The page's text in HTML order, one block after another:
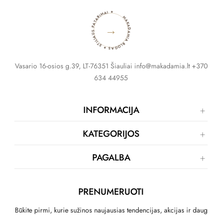
MAKADAMIA BLOGAS ✦ STILIAUS PATARIMAI ✦
→
Vasario 16-osios g.39, LT-76351 Šiauliai info@makadamia.lt +370
634 44955
INFORMACIJA
KATEGORIJOS
PAGALBA
PRENUMERUOTI
Būkite pirmi, kurie sužinos naujausias tendencijas, akcijas ir daug